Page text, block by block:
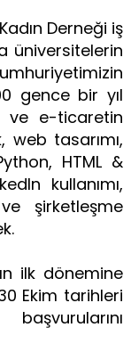
Derneği iş
üniversitelerin
gence bir yıl
ve e-ticaretin
web tasarımı,
HTML &
kullanımı,
şirketleşme
ilk dönemine
Ekim tarihleri